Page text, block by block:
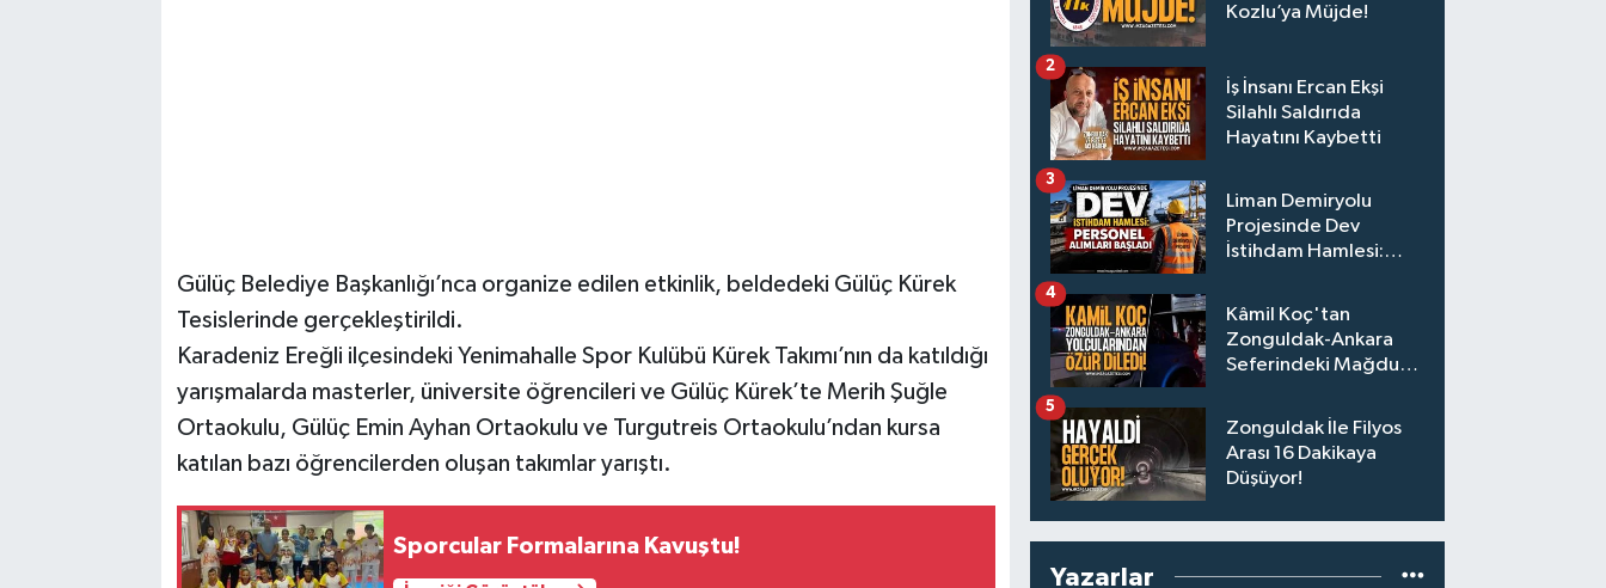
Gülüç Belediye Başkanlığı’nca organize edilen etkinlik, beldedeki Gülüç Kürek
Tesislerinde gerçekleştirildi.
Karadeniz Ereğli ilçesindeki Yenimahalle Spor Kulübü Kürek Takımı’nın da katıldığı
yarışmalarda masterler, üniversite öğrencileri ve Gülüç Kürek’te Merih Şuğle
Ortaokulu, Gülüç Emin Ayhan Ortaokulu ve Turgutreis Ortaokulu’ndan kursa
katılan bazı öğrencilerden oluşan takımlar yarıştı.
Sporcular Formalarına Kavuştu!
Kozlu’ya Müjde!
İş İnsanı Ercan Ekşi
Silahlı Saldırıda
Hayatını Kaybetti
2
Liman Demiryolu
Projesinde Dev
İstihdam Hamlesi:
3
Kâmil Koç'tan
Zonguldak-Ankara
Seferindeki Mağdur
4
Zonguldak İle Filyos
Arası 16 Dakikaya
Düşüyor!
5
Yazarlar